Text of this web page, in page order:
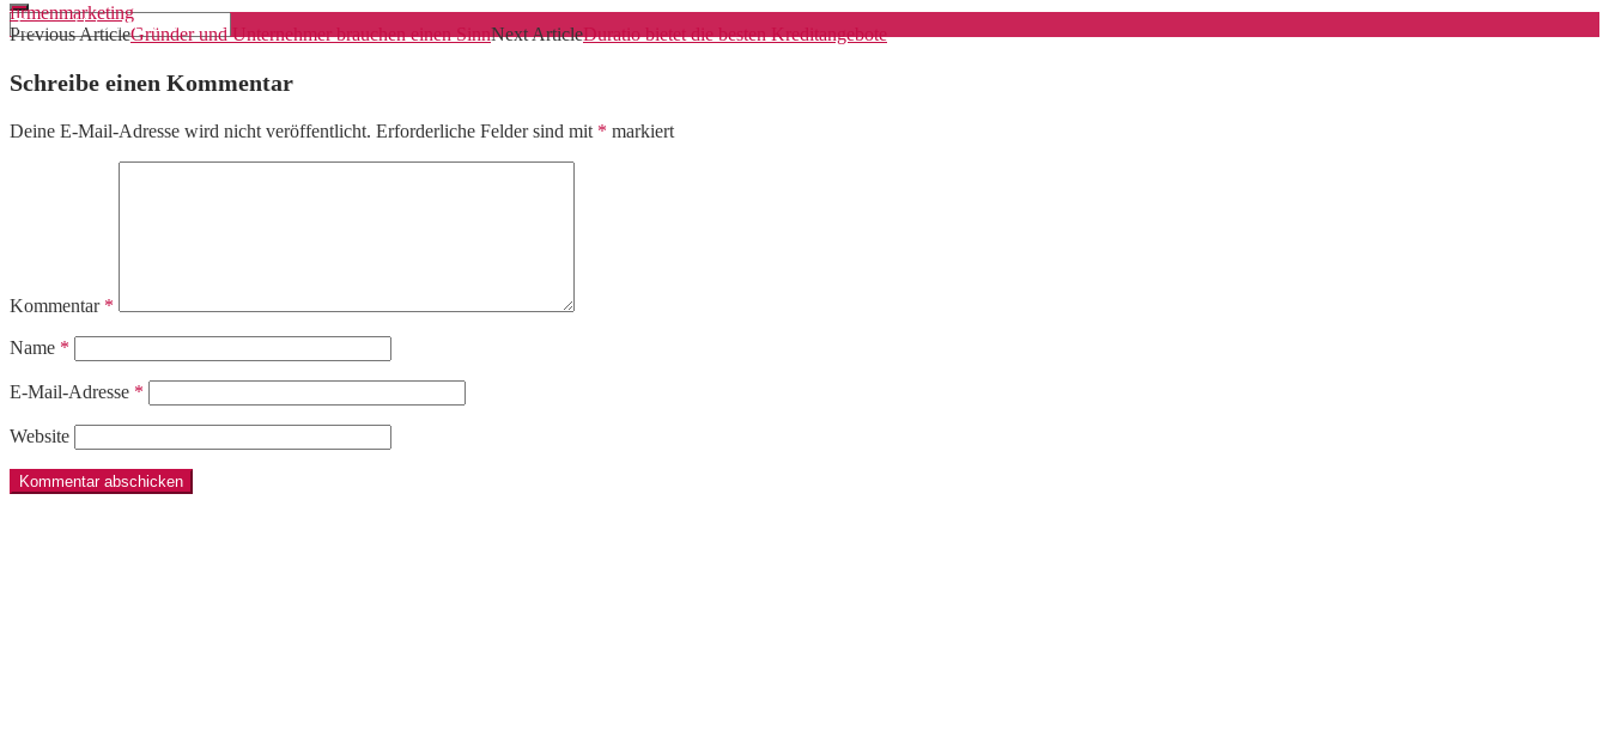
firmenmarketing
Previous ArticleGründer und Unternehmer brauchen einen SinnNext ArticleDuratio bietet die besten Kreditangebote
Schreibe einen Kommentar
Deine E-Mail-Adresse wird nicht veröffentlicht. Erforderliche Felder sind mit * markiert
Kommentar *
Name *
E-Mail-Adresse *
Website